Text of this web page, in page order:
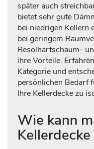
später auch
bietet sehr gute
bei niedrigen Kellern
bei geringem
Resolhartschaum-
ihre Vorteile.
Kategorie und
persönlichen Bedarf
Ihre Kellerdecke zu
Wie kann